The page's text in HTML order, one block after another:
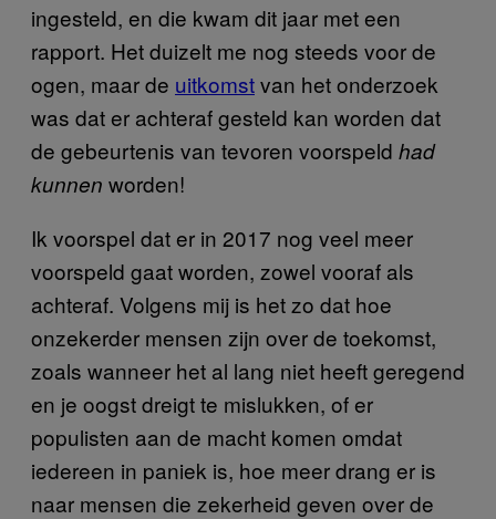
ingesteld, en die kwam dit jaar met een
rapport. Het duizelt me nog steeds voor de
ogen, maar de uitkomstvan het onderzoek
was dat er achteraf gesteld kan worden dat
de gebeurtenis van tevoren voorspeld had
kunnen worden!
Ik voorspel dat er in 2017 nog veel meer
voorspeld gaat worden, zowel vooraf als
achteraf. Volgens mij is het zo dat hoe
onzekerder mensen zijn over de toekomst,
zoals wanneer het al lang niet heeft geregend
en je oogst dreigt te mislukken, of er
populisten aan de macht komen omdat
iedereen in paniek is, hoe meer drang er is
naar mensen die zekerheid geven over de